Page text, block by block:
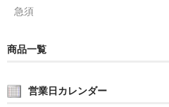
急須
商品一覧
営業日カレンダー